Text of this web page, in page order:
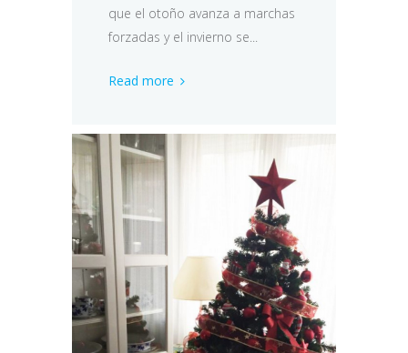
que el otoño avanza a marchas
forzadas y el invierno se...
Read more